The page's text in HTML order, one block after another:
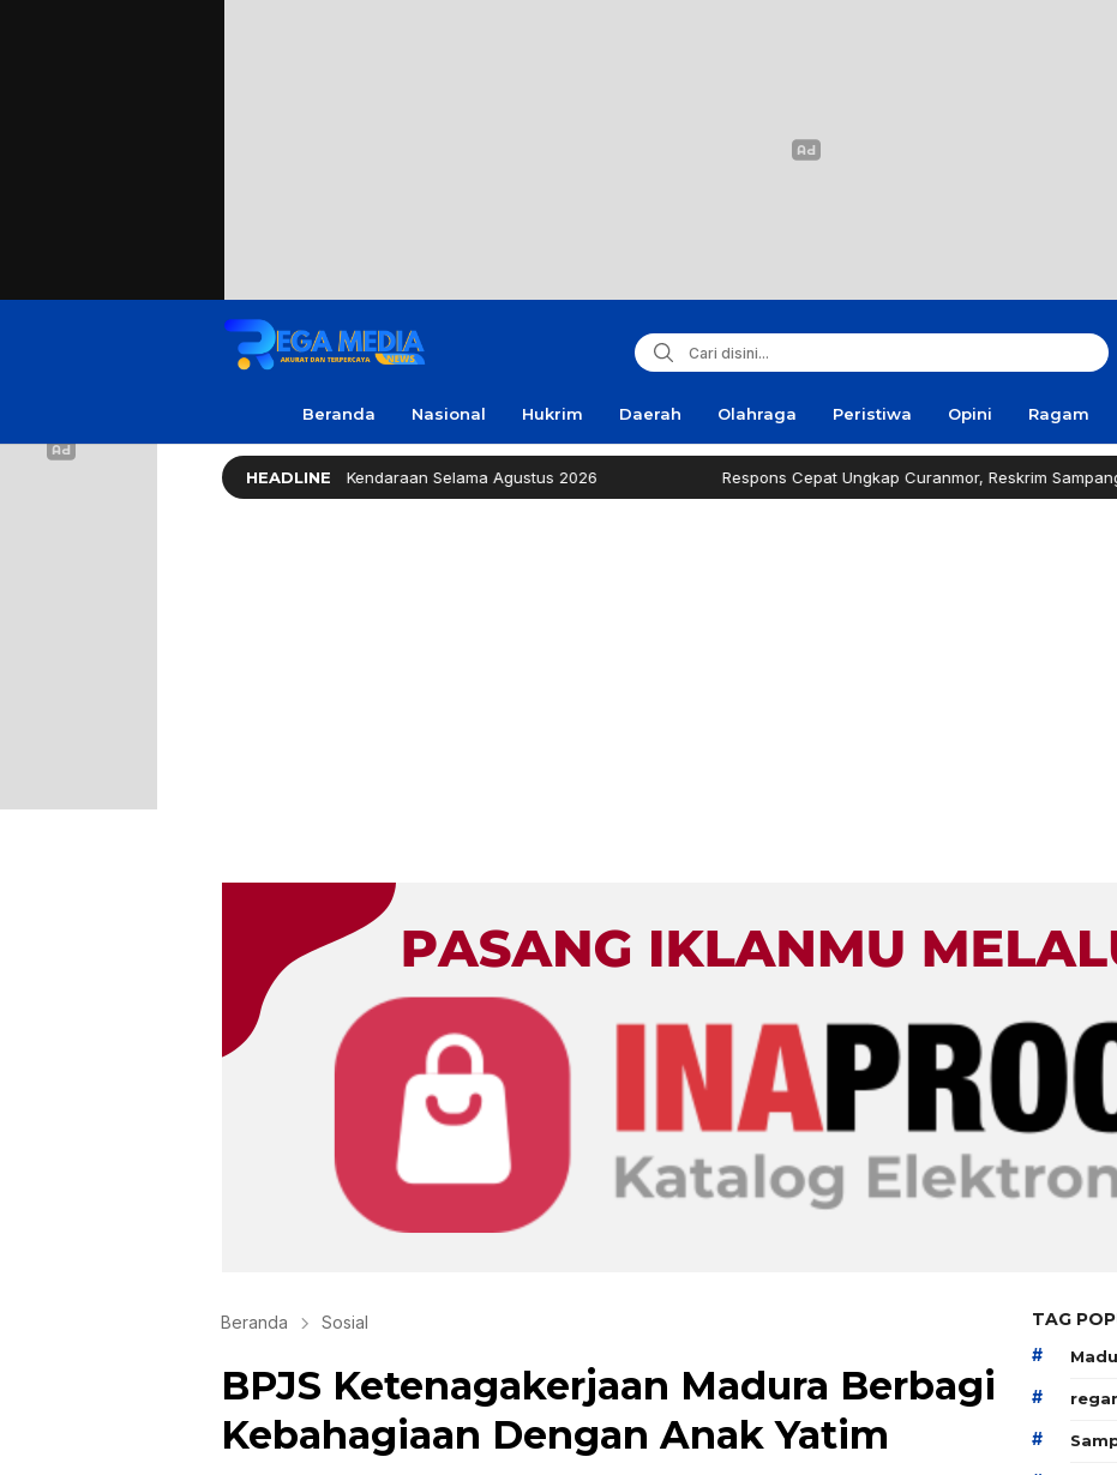
Beranda Nasional Hukrim Daerah Olahraga Peristiwa Opini Ragam
HEADLINE
Jatim Bebaskan Pajak Kendaraan Selama Agustus 2026 Respons Cepat Ungkap Curanmor, Reskrim Sampang Tuai
Beranda Sosial
BPJS Ketenagakerjaan Madura Berbagi
Kebahagiaan Dengan Anak Yatim
TAG
#
#
#